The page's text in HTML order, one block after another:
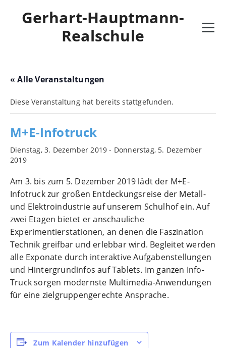
contentGerhart-Hauptmann-
Realschule
« Alle Veranstaltungen
Diese Veranstaltung hat bereits stattgefunden.
M+E-Infotruck
Dienstag, 3. Dezember 2019 - Donnerstag, 5. Dezember
2019
Am 3. bis zum 5. Dezember 2019 lädt der M+E-
Infotruck zur großen Entdeckungsreise der Metall-
und Elektroindustrie auf unserem Schulhof ein. Auf
zwei Etagen bietet er anschauliche
Experimentierstationen, an denen die Faszination
Technik greifbar und erlebbar wird. Begleitet werden
alle Exponate durch interaktive Aufgabenstellungen
und Hintergrundinfos auf Tablets. Im ganzen Info-
Truck sorgen modernste Multimedia-Anwendungen
für eine zielgruppengerechte Ansprache.
Zum Kalender hinzufügen